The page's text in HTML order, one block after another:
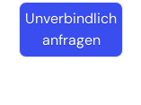
Unverbindlich
anfragen